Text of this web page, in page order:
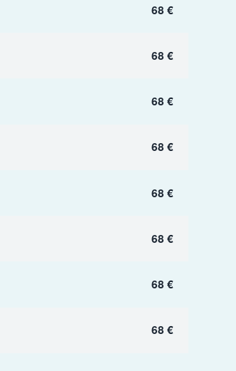
68 €
68 €
68 €
68 €
68 €
68 €
68 €
68 €